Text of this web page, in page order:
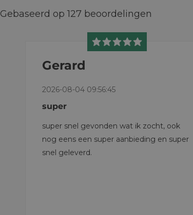
Gebaseerd op 127 beoordelingen
Gerard
2026-08-04 09:56:45
super
super snel gevonden wat ik zocht, ook
nog eens een super aanbieding en super
snel geleverd.